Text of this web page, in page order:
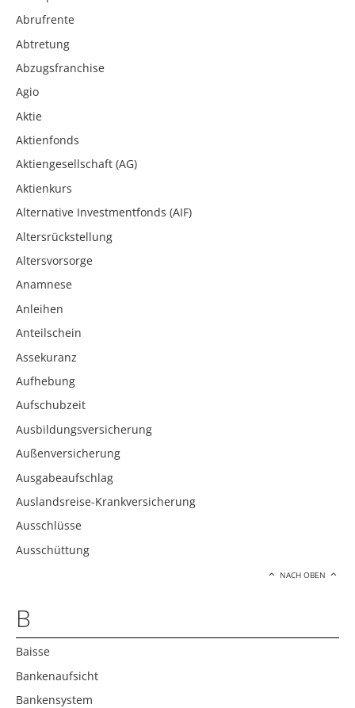
Abrufrente
Abtretung
Abzugsfranchise
Agio
Aktie
Aktienfonds
Aktiengesellschaft (AG)
Aktienkurs
Alternative Investmentfonds (AIF)
Altersrückstellung
Altersvorsorge
Anamnese
Anleihen
Anteilschein
Assekuranz
Aufhebung
Aufschubzeit
Ausbildungsversicherung
Außenversicherung
Ausgabeaufschlag
Auslandsreise-Krankversicherung
Ausschlüsse
Ausschüttung
NACH OBEN
B
Baisse
Bankenaufsicht
Bankensystem